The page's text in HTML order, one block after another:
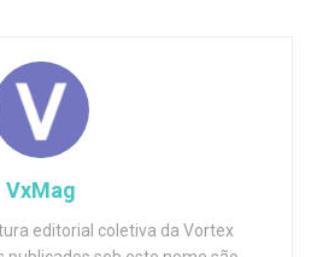
VxMag
editorial coletiva da Vortex